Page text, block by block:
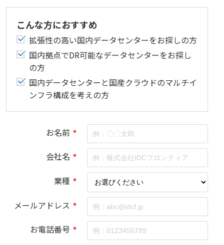
こんな方におすすめ
拡張性の高い国内データセンターをお探しの方
国内拠点でDR可能なデータセンターをお探し
の方
国内データセンターと国産クラウドのマルチイ
ンフラ構成を考えの方
お名前 *
会社名 *
業種 *
メールアドレス *
お電話番号 *